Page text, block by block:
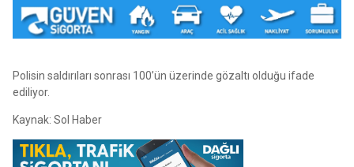
Polisin saldırıları sonrası 100’ün üzerinde gözaltı olduğu ifade
ediliyor.
Kaynak: Sol Haber